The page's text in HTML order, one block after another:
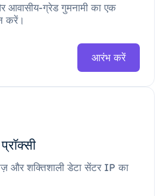
आवासीय-ग्रेड गुमनामी का एक
करें।
आरंभ करें
और शक्तिशाली डेटा सेंटर IP का